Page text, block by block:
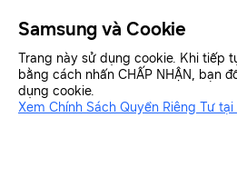
Samsung Việt Nam
Samsung và Cookie
Trang này sử dụng cookie. Khi tiếp
bằng cách nhấn CHẤP NHẬN, bạn
dụng cookie.
Xem Chính Sách Quyền Riêng Tư tại